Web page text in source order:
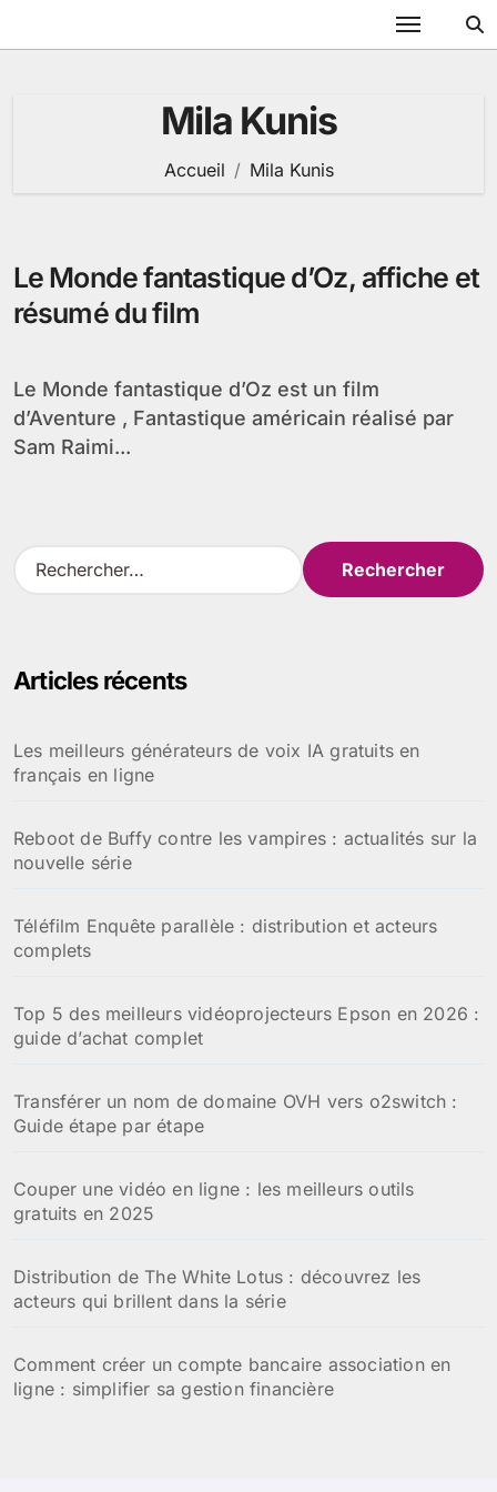
Mila Kunis
Accueil Mila Kunis
Le Monde fantastique d’Oz, affiche et
résumé du film
Le Monde fantastique d’Oz est un film
d’Aventure , Fantastique américain réalisé par
Sam Raimi...
R
e
r
e
r
Articles récents
Les meilleurs générateurs de voix IA gratuits en
français en ligne
Reboot de Buffy contre les vampires : actualités sur la
nouvelle série
Téléfilm Enquête parallèle : distribution et acteurs
complets
Top 5 des meilleurs vidéoprojecteurs Epson en 2026 :
guide d’achat complet
Transférer un nom de domaine OVH vers o2switch :
Guide étape par étape
Couper une vidéo en ligne : les meilleurs outils
gratuits en 2025
Distribution de The White Lotus : découvrez les
acteurs qui brillent dans la série
Comment créer un compte bancaire association en
ligne : simplifier sa gestion financière